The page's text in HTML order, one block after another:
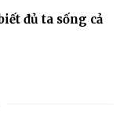
đủ ta sống cả